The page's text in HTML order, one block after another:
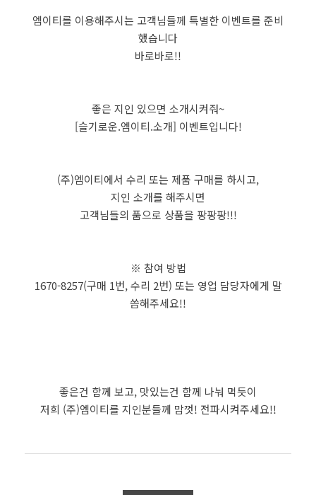
엠이티를 이용해주시는 고객님들께 특별한 이벤트를 준비
했습니다
바로바로!!
좋은 지인 있으면 소개시켜줘~
[슬기로운.엠이티.소개] 이벤트입니다!
(주)엠이티에서 수리 또는 제품 구매를 하시고,
지인 소개를 해주시면
고객님들의 품으로 상품을 팡팡팡!!!
※ 참여 방법
1670-8257(구매 1번, 수리 2번) 또는 영업 담당자에게 말
씀해주세요!!
좋은건 함께 보고, 맛있는건 함께 나눠 먹듯이
저희 (주)엠이티를 지인분들께 맘껏! 전파시켜주세요!!